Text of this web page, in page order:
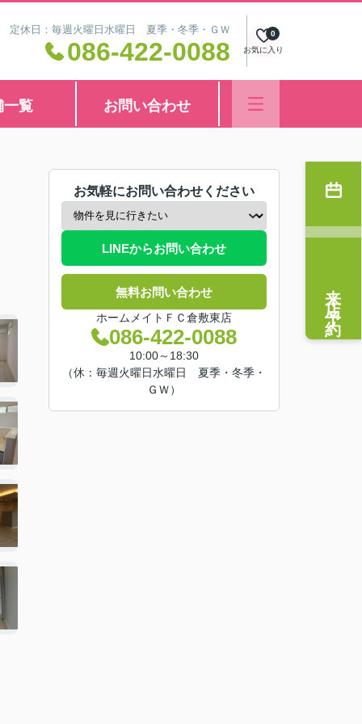
定休日：毎週火曜日水曜日 夏季・冬季・ＧＷ
086-422-0088 お気に入り
0
一覧 お問い合わせ
お気軽にお問い合わせください
LINEからお問い合わせ
無料お問い合わせ
ホームメイトＦＣ倉敷東店
086-422-0088
10:00～18:30
（休：毎週火曜日水曜日 夏季・冬季・
ＧＷ）
来店予約